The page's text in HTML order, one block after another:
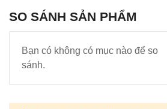
SO SÁNH SẢN PHẨM
Bạn có không có mục nào để so
sánh.